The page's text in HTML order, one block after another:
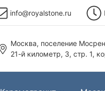
info@royalstone.ru
Москва, поселение
21-й километр, 3, стр. 1,